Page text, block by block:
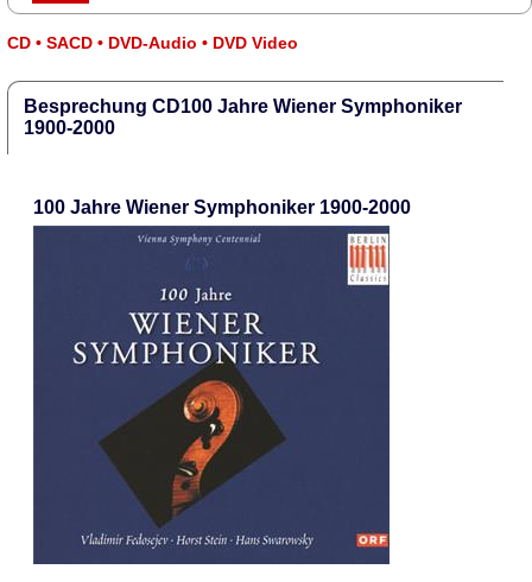
CD • SACD • DVD-Audio • DVD Video
Besprechung CD100 Jahre Wiener Symphoniker
1900-2000
100 Jahre Wiener Symphoniker 1900-2000